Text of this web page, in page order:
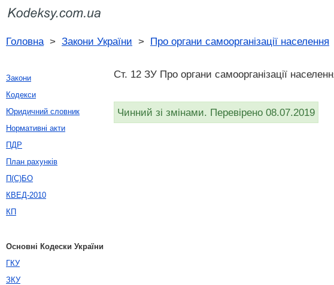
Головна> Закони України > Про органи самоорганізації населення
Ст. 12 ЗУ Про органи самоорганізації
Чинний зі змінами. Перевірено 08.07.2019
Закони
Кодекси
Юридичний словник
Нормативні акти
ПДР
План рахунків
П(С)БО
КВЕД-2010
КП
Основні Кодески України
ГКУ
ЗКУ